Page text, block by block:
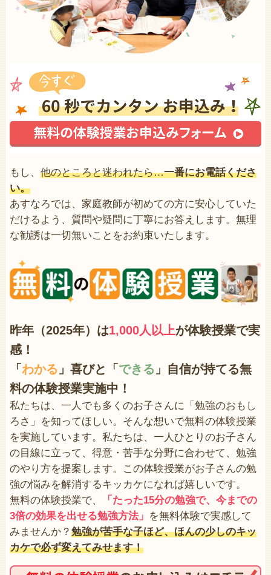
もし、 他のところと迷われたら…一番にお電話くださ
い。
あすなろでは、家庭教師が初めての方に安心していた
だけるよう、質問や疑問に丁寧にお答えします。無理
な勧誘は一切無いことをお約束いたします。
昨年（2025年）は1,000人以上が体験授業で実
感！
「わかる 」喜びと「できる 」自信が持てる無
料の体験授業実施中！
私たちは、一人でも多くのお子さんに「勉強のおもし
ろさ」を知ってほしい。そんな想いで無料の体験授業
を実施しています。私たちは、一人ひとりのお子さん
の目線に立って、得意・苦手な分野に合わせて、勉強
のやり方を提案します。この体験授業がお子さんの勉
強の悩みを解消するキッカケになれば嬉しいです。
無料の体験授業で、
「たった15分の勉強で、今までの
3倍の効果を出せる勉強方法」 を無料体験で実感して
みませんか？ 勉強が苦手な子ほど、ほんの少しのキッ
カケで必ず変えてみせます！